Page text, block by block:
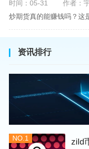
时间：05-31
作者：
资讯排行
NO.1 zild